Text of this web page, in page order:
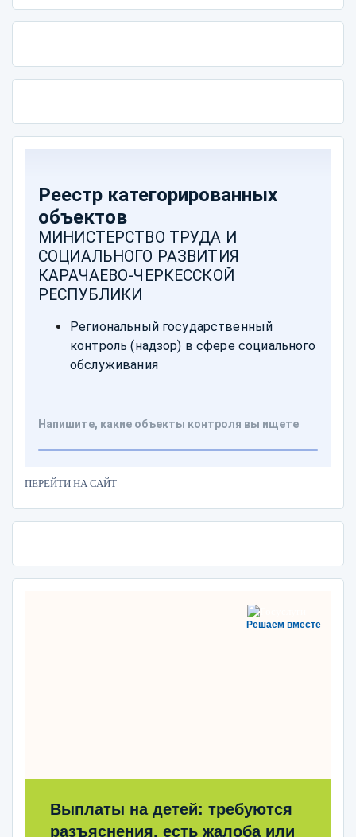
ПЕРЕЙТИ НА САЙТ
Решаем вместе
Выплаты на детей: требуются
разъяснения, есть жалоба или